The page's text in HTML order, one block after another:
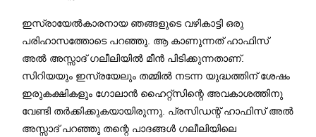
ഇസ്രായേൽകാരനായ ഞങ്ങളുടെ വഴികാട്ടി ഒരു
പരിഹാസത്തോടെ പറഞ്ഞു. ആ കാണുന്നത് ഹാഫിസ്
അൽ അസ്സാദ് ഗലീലിയിൽ മീൻ പിടിക്കുന്നതാണ്.
സിറിയയും ഇസ്രയേലും തമ്മിൽ നടന്ന യുദ്ധത്തിന് ശേഷം
ഇരുകക്ഷികളും ഗോലാൻ ഹൈറ്റ്സിന്റെ അവകാശത്തിനു
വേണ്ടി തർക്കിക്കുകയായിരുന്നു. പ്രസിഡന്റ് ഹാഫിസ് അൽ
അസ്സാദ് പറഞ്ഞു തന്റെ പാദങ്ങൾ ഗലീലിയിലെ